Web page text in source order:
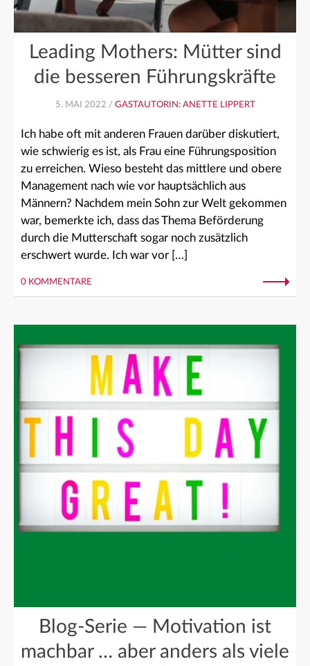
Leading Mothers: Mütter sind
die besseren Führungskräfte
5. MAI 2022 / GASTAUTORIN: ANETTE LIPPERT
Ich habe oft mit anderen Frauen darüber diskutiert,
wie schwierig es ist, als Frau eine Führungsposition
zu erreichen. Wieso besteht das mittlere und obere
Management nach wie vor hauptsächlich aus
Männern? Nachdem mein Sohn zur Welt gekommen
war, bemerkte ich, dass das Thema Beförderung
durch die Mutterschaft sogar noch zusätzlich
erschwert wurde. Ich war vor […]
0 KOMMENTARE
Blog-Serie — Motivation ist
machbar … aber anders als viele